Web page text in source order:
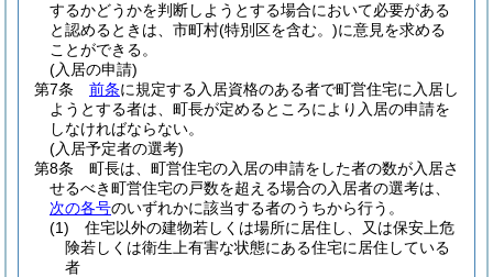
するかどうかを判断しようとする場合において必要がある
と認めるときは、市町村(特別区を含む。)に意見を求める
ことができる。
(入居の申請)
第7条
前条に規定する入居資格のある者で町営住宅に入居し
ようとする者は、町長が定めるところにより入居の申請を
しなければならない。
(入居予定者の選考)
第8条
町長は、町営住宅の入居の申請をした者の数が入居さ
せるべき町営住宅の戸数を超える場合の入居者の選考は、
次の各号のいずれかに該当する者のうちから行う。
(1)
住宅以外の建物若しくは場所に居住し、又は保安上危
険若しくは衛生上有害な状態にある住宅に居住している
者